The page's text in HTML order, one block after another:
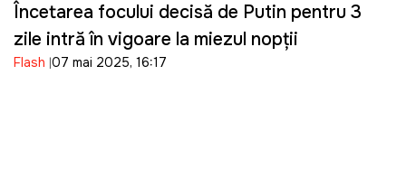
Încetarea focului decisă de Putin pentru 3
zile intră în vigoare la miezul nopții
Flash 07 mai 2025, 16:17